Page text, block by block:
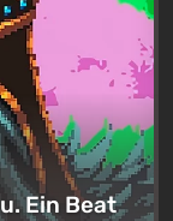
Ein Beat